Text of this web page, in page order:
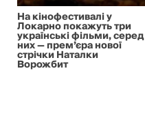
На кінофестивалі у
Локарно покажуть три
українські фільми, серед
них — прем’єра нової
стрічки Наталки
Ворожбит